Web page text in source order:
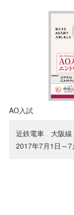
AO入試
近鉄電車 大阪線
2017年7月1日～7